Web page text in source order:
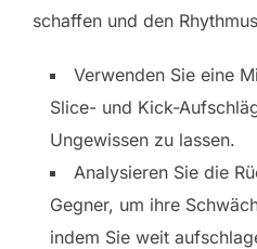
schaffen und den
Verwenden Sie eine
Slice- und Kick-
Ungewissen zu lassen.
Analysieren Sie die
Gegner, um ihre
indem Sie weit